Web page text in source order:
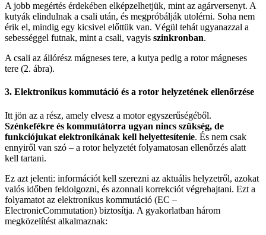
A jobb megértés érdekében elképzelhetjük, mint az agárversenyt. A
kutyák elindulnak a csali után, és megpróbálják utolérni. Soha nem
érik el, mindig egy kicsivel előttük van. Végül tehát ugyanazzal a
sebességgel futnak, mint a csali, vagyis szinkronban.
A csali az állórész mágneses tere, a kutya pedig a rotor mágneses
tere (2. ábra).
3. Elektronikus kommutáció és a rotor helyzetének ellenőrzése
Itt jön az a rész, amely elvesz a motor egyszerűségéből.
Szénkefékre és kommutátorra ugyan nincs szükség, de
funkciójukat elektronikának kell helyettesítenie. És nem csak
ennyiről van szó – a rotor helyzetét folyamatosan ellenőrzés alatt
kell tartani.
Ez azt jelenti: információt kell szerezni az aktuális helyzetről, azokat
valós időben feldolgozni, és azonnali korrekciót végrehajtani. Ezt a
folyamatot az elektronikus kommutáció (EC –
ElectronicCommutation) biztosítja. A gyakorlatban három
megközelítést alkalmaznak: